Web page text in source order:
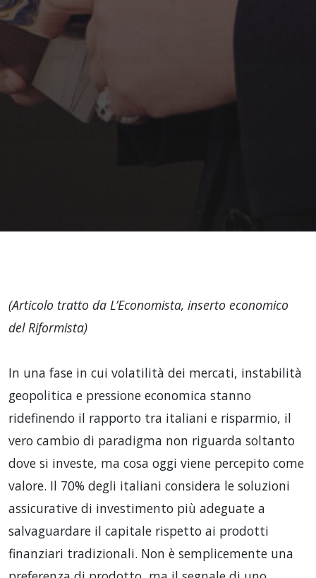
(Articolo tratto da L’Economista, inserto economico
del Riformista)
In una fase in cui volatilità dei mercati, instabilità
geopolitica e pressione economica stanno
ridefinendo il rapporto tra italiani e risparmio, il
vero cambio di paradigma non riguarda soltanto
dove si investe, ma cosa oggi viene percepito come
valore. Il 70% degli italiani considera le soluzioni
assicurative di investimento più adeguate a
salvaguardare il capitale rispetto ai prodotti
finanziari tradizionali. Non è semplicemente una